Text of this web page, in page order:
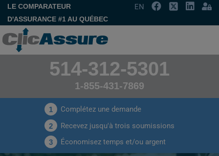
LE COMPARATEUR
D'ASSURANCE #1 AU QUÉBEC
EN
514-312-5301
1-855-431-7869
1 Complétez une demande
2 Recevez jusqu'à trois soumissions
3 Économisez temps et/ou argent